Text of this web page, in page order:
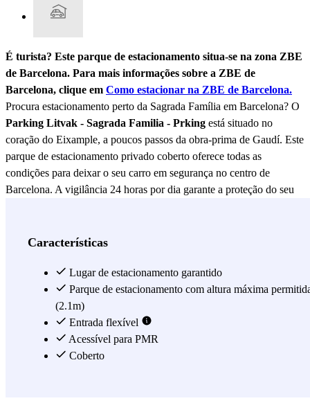
É turista? Este parque de estacionamento situa-se na zona ZBE
de Barcelona. Para mais informações sobre a ZBE de
Barcelona, clique em Como estacionar na ZBE de Barcelona.
Procura estacionamento perto da Sagrada Família em Barcelona? O
Parking Litvak - Sagrada Familia - Prking está situado no
coração do Eixample, a poucos passos da obra-prima de Gaudí. Este
parque de estacionamento privado coberto oferece todas as
condições para deixar o seu carro em segurança no centro de
Barcelona. A vigilância 24 horas por dia garante a proteção do seu
confortável para todos. A reserva online permite-lhe garantir o seu
seja para visitar a Sagrada Família, explorar o bairro ou cumprir um
compromisso profissional no centro da cidade. OParking Litvak -
Sagrada Familia - Prking
Barcelona, num dos bairros mais dinâmicos da cidade. Reserve
online agora e desfrute de Barcelona sem o stress de encontrar
estacionamento.
Características
Lugar de estacionamento garantido
Parque de estacionamento com altura máxima
(2.1m)
Entrada flexível
Acessível para PMR
Coberto